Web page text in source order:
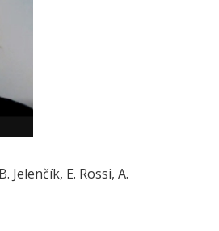
E. Rossi, A.